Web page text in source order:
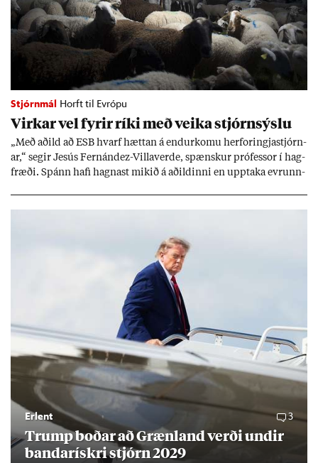
Stjórnmál Horft til Evrópu
Virk­ar vel fyr­ir ríki með veika stjórn­sýslu
„Með að­ild að ESB hvarf hætt­an á end­ur­komu her­for­ingja­stjórn­
ar,“ seg­ir Jesús Fer­nández-Villa­ver­de, spænsk­ur pró­fess­or í hag­
fræði. Spánn hafi hagn­ast mik­ið á að­ild­inni en upp­taka evr­unn­
Erlent 3
Trump boð­ar að Græn­land verði und­ir
banda­rískri stjórn 2029